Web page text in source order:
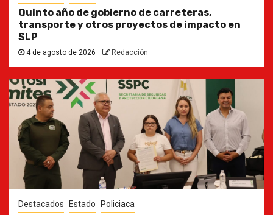
Quinto año de gobierno de carreteras,
transporte y otros proyectos de impacto en
SLP
4 de agosto de 2026 Redacción
Destacados Estado Policiaca